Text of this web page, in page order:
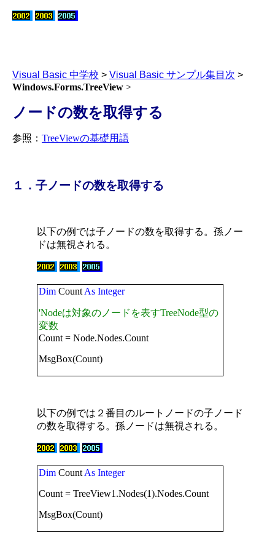
Visual Basic 中学校 > Visual Basic サンプル集目次 >
Windows.Forms.TreeView >
ノードの数を取得する
参照： TreeViewの基礎用語
１．子ノードの数を取得する
以下の例では子ノードの数を取得する。孫ノー
ドは無視される。
Dim CountAs Integer
'Nodeは対象のノードを表すTreeNode型の
変数
Count = Node.Nodes.Count
MsgBox(Count)
以下の例では２番目のルートノードの子ノード
の数を取得する。孫ノードは無視される。
Dim CountAs Integer
Count = TreeView1.Nodes(1).Nodes.Count
MsgBox(Count)